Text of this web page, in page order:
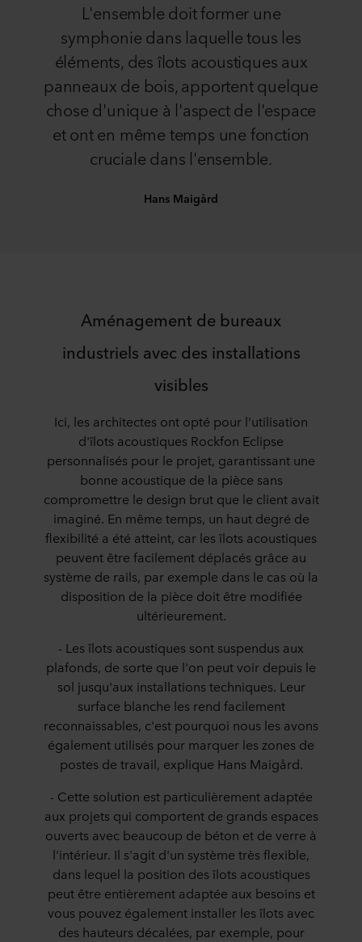
L'ensemble doit former une
symphonie dans laquelle tous les
éléments, des îlots acoustiques aux
panneaux de bois, apportent quelque
chose d'unique à l'aspect de l'espace
et ont en même temps une fonction
cruciale dans l'ensemble.
Hans Maigård
Aménagement de bureaux
industriels avec des installations
visibles
Ici, les architectes ont opté pour l'utilisation
d'îlots acoustiques Rockfon Eclipse
personnalisés pour le projet, garantissant une
bonne acoustique de la pièce sans
compromettre le design brut que le client avait
imaginé. En même temps, un haut degré de
flexibilité a été atteint, car les îlots acoustiques
peuvent être facilement déplacés grâce au
système de rails, par exemple dans le cas où la
disposition de la pièce doit être modifiée
ultérieurement.
- Les îlots acoustiques sont suspendus aux
plafonds, de sorte que l'on peut voir depuis le
sol jusqu'aux installations techniques. Leur
surface blanche les rend facilement
reconnaissables, c'est pourquoi nous les avons
également utilisés pour marquer les zones de
postes de travail, explique Hans Maigård.
- Cette solution est particulièrement adaptée
aux projets qui comportent de grands espaces
ouverts avec beaucoup de béton et de verre à
l'intérieur. Il s'agit d'un système très flexible,
dans lequel la position des îlots acoustiques
peut être entièrement adaptée aux besoins et
vous pouvez également installer les îlots avec
des hauteurs décalées, par exemple, pour